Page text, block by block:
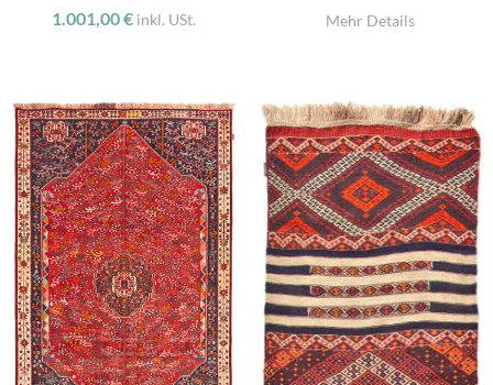
1.001,00 € inkl. USt. Mehr Details